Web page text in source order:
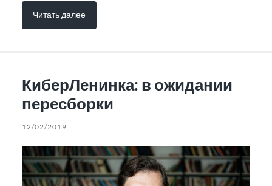
Читать далее
КиберЛенинка: в ожидании
пересборки
12/02/2019